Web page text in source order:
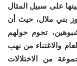
على سبيل المثال
بني ملال، حيث أن
تحوم حولهم
والاغتناء من نهب
من الاختلالات